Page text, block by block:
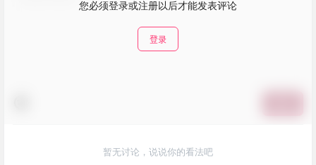
您必须登录或注册以后才能发表评论
登录
暂无讨论，说说你的看法吧